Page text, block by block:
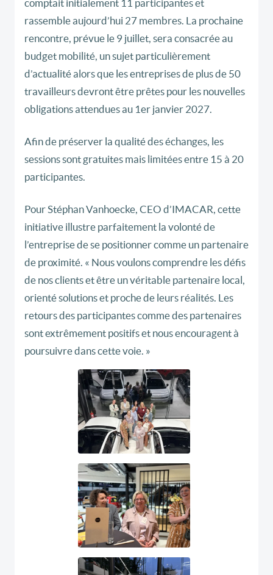
comptait initialement 11 participantes et
rassemble aujourd’hui 27 membres. La prochaine
rencontre, prévue le 9 juillet, sera consacrée au
budget mobilité, un sujet particulièrement
d’actualité alors que les entreprises de plus de 50
travailleurs devront être prêtes pour les nouvelles
obligations attendues au 1er janvier 2027.
Afin de préserver la qualité des échanges, les
sessions sont gratuites mais limitées entre 15 à 20
participantes.
Pour Stéphan Vanhoecke, CEO d’IMACAR, cette
initiative illustre parfaitement la volonté de
l’entreprise de se positionner comme un partenaire
de proximité. « Nous voulons comprendre les défis
de nos clients et être un véritable partenaire local,
orienté solutions et proche de leurs réalités. Les
retours des participantes comme des partenaires
sont extrêmement positifs et nous encouragent à
poursuivre dans cette voie. »